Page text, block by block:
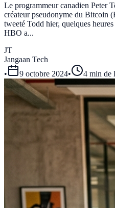
Le programmeur canadien Peter
créateur pseudonyme du Bitcoin
tweeté Todd hier, quelques
HBO a...
JT
Jangaan Tech
•
9 octobre 2024• 4 min de